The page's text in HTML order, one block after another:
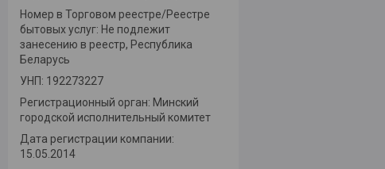
Номер в Торговом реестре/Реестре
бытовых услуг: Не подлежит
занесению в реестр, Республика
Беларусь
УНП: 192273227
Регистрационный орган: Минский
городской исполнительный комитет
Дата регистрации компании:
15.05.2014